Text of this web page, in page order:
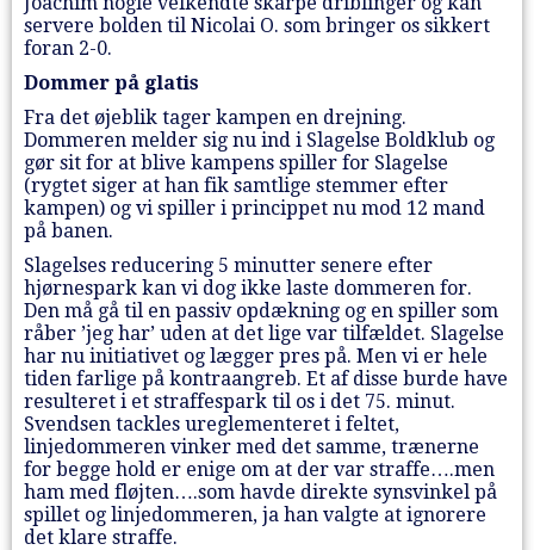
servere bolden til Nicolai O. som bringer os sikkert
foran 2-0.
Dommer på glatis
Fra det øjeblik tager kampen en drejning.
Dommeren melder sig nu ind i Slagelse Boldklub og
gør sit for at blive kampens spiller for Slagelse
(rygtet siger at han fik samtlige stemmer efter
kampen) og vi spiller i princippet nu mod 12 mand
på banen.
Slagelses reducering 5 minutter senere efter
hjørnespark kan vi dog ikke laste dommeren for.
Den må gå til en passiv opdækning og en spiller som
råber ’jeg har’ uden at det lige var tilfældet. Slagelse
har nu initiativet og lægger pres på. Men vi er hele
tiden farlige på kontraangreb. Et af disse burde have
resulteret i et straffespark til os i det 75. minut.
Svendsen tackles ureglementeret i feltet,
linjedommeren vinker med det samme, trænerne
for begge hold er enige om at der var straffe….men
ham med fløjten….som havde direkte synsvinkel på
spillet og linjedommeren, ja han valgte at ignorere
det klare straffe.